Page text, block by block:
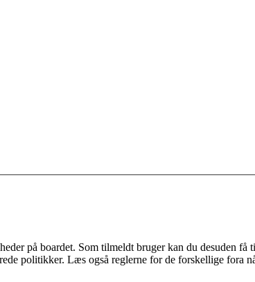
på boardet. Som tilmeldt bruger kan du desuden få
politikker. Læs også reglerne for de forskellige fora